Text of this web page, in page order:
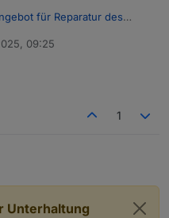
für Reparatur des
reinsehen.(Hat jemand
du nicht
09:25
1
Unterhaltung